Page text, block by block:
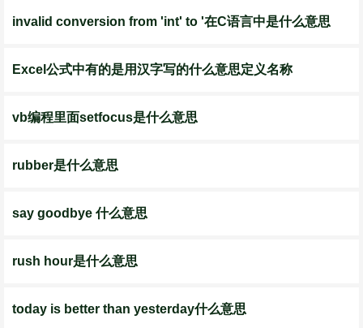
invalid conversion from 'int' to '在C语言中是什么意思
Excel公式中有的是用汉字写的什么意思定义名称
vb编程里面setfocus是什么意思
rubber是什么意思
say goodbye 什么意思
rush hour是什么意思
today is better than yesterday什么意思